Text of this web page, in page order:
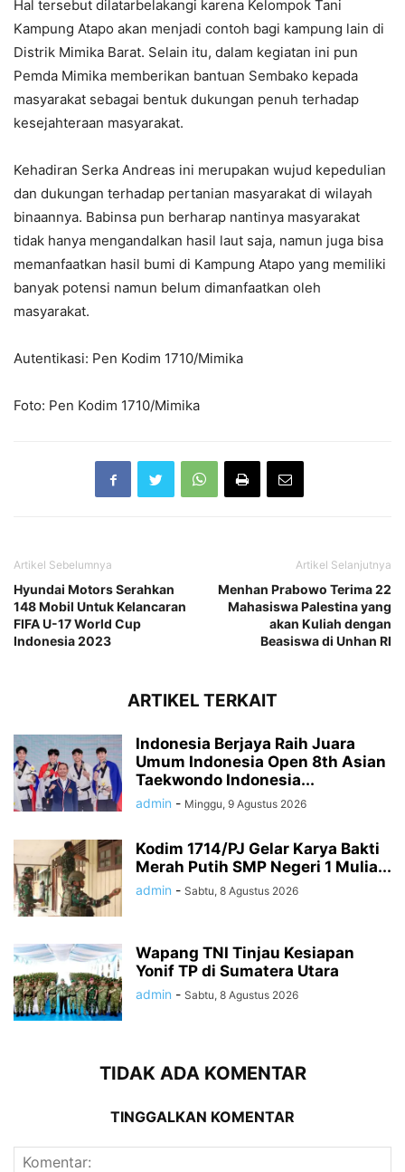
Hal tersebut dilatarbelakangi karena Kelompok Tani
Kampung Atapo akan menjadi contoh bagi kampung lain di
Distrik Mimika Barat. Selain itu, dalam kegiatan ini pun
Pemda Mimika memberikan bantuan Sembako kepada
masyarakat sebagai bentuk dukungan penuh terhadap
kesejahteraan masyarakat.
Kehadiran Serka Andreas ini merupakan wujud kepedulian
dan dukungan terhadap pertanian masyarakat di wilayah
binaannya. Babinsa pun berharap nantinya masyarakat
tidak hanya mengandalkan hasil laut saja, namun juga bisa
memanfaatkan hasil bumi di Kampung Atapo yang memiliki
banyak potensi namun belum dimanfaatkan oleh
masyarakat.
Autentikasi: Pen Kodim 1710/Mimika
Foto: Pen Kodim 1710/Mimika
Artikel Sebelumnya
Hyundai Motors Serahkan
148 Mobil Untuk Kelancaran
FIFA U-17 World Cup
Indonesia 2023
Artikel Selanjutnya
Menhan Prabowo Terima 22
Mahasiswa Palestina yang
akan Kuliah dengan
Beasiswa di Unhan RI
ARTIKEL TERKAIT
Indonesia Berjaya Raih Juara
Umum Indonesia Open 8th Asian
Taekwondo Indonesia...
admin - Minggu, 9 Agustus 2026
Kodim 1714/PJ Gelar Karya Bakti
Merah Putih SMP Negeri 1 Mulia...
admin - Sabtu, 8 Agustus 2026
Wapang TNI Tinjau Kesiapan
Yonif TP di Sumatera Utara
admin - Sabtu, 8 Agustus 2026
TIDAK ADA KOMENTAR
TINGGALKAN KOMENTAR